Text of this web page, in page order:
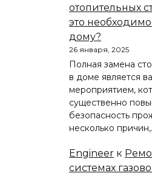
отопительных
это
дому?
26 января, 2025
Полная замена
в доме является
мероприятием,
существенно
безопасность
несколько
Engineer к
системах